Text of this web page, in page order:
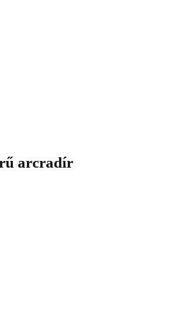
arcradír